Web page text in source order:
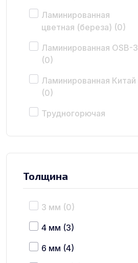
Ламинированная
цветная (береза) (0)
Ламинированная OSB-3
(0)
Ламинированная Китай
(0)
Трудногорючая
Толщина
3 мм (0)
4 мм (3)
6 мм (4)